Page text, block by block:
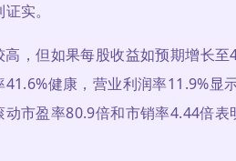
实。
，但如果每股收益如预期增长
健康，营业利润率11.9%
市盈率80.9倍和市销率4.44倍